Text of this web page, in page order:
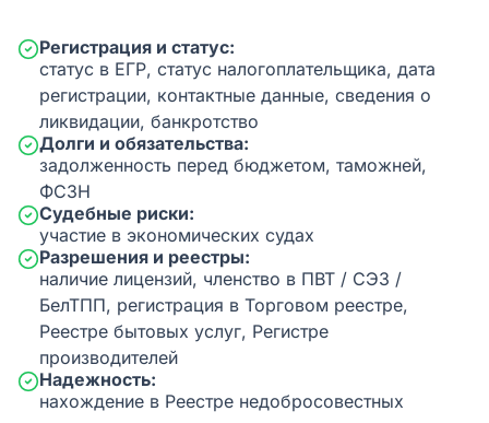
Регистрация и статус:
статус в ЕГР, статус налогоплательщика, дата
регистрации, контактные данные, сведения о
ликвидации, банкротство
Долги и обязательства:
задолженность перед бюджетом, таможней,
ФСЗН
Судебные риски:
участие в экономических судах
Разрешения и реестры:
наличие лицензий, членство в ПВТ / СЭЗ /
БелТПП, регистрация в Торговом реестре,
Реестре бытовых услуг, Регистре
производителей
Надежность:
нахождение в Реестре недобросовестных